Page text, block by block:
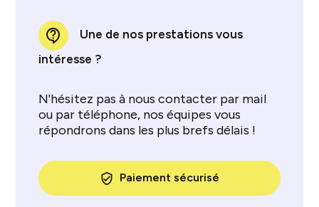
contact_support
Une de nos prestations vous
intéresse ?
N'hésitez pas à nous contacter par mail
ou par téléphone, nos équipes vous
répondrons dans les plus brefs délais !
verified_user Paiement sécurisé